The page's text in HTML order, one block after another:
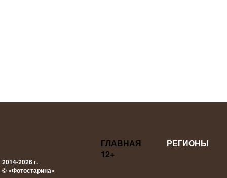
2014-2026 г.
© «Фотостарина»
ГЛАВНАЯ
РЕГИОНЫ
12+